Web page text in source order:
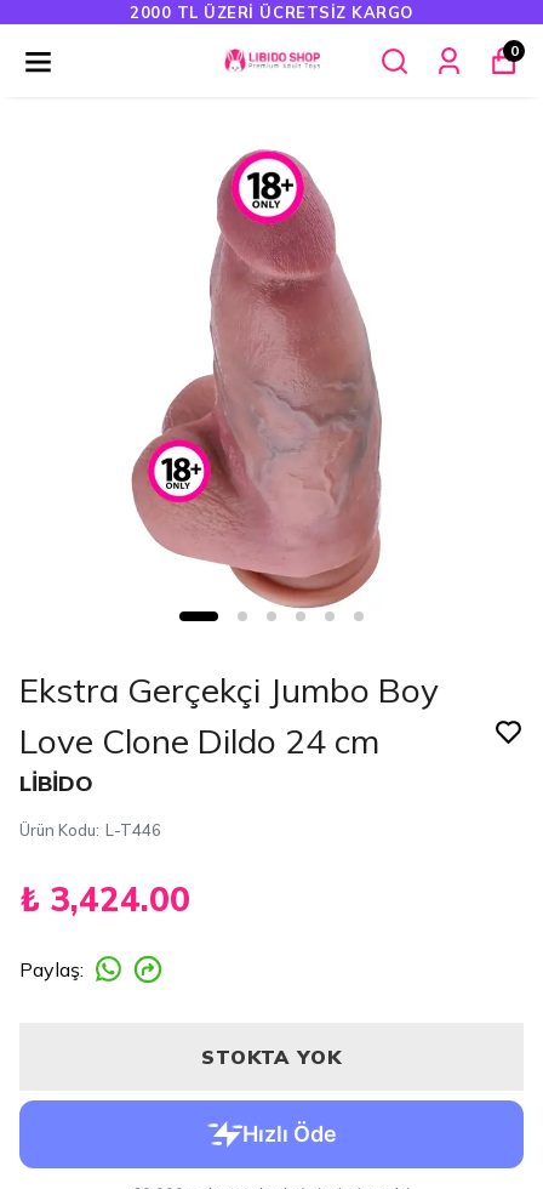
2000 TL ÜZERI ÜCRETSIZ KARGO
0
Ekstra Gerçekçi Jumbo Boy
Love Clone Dildo 24 cm
LİBİDO
Ürün Kodu: L-T446
₺ 3,424.00
Paylaş:
STOKTA YOK